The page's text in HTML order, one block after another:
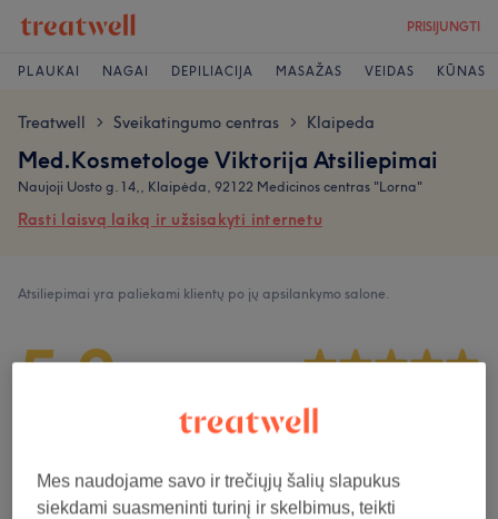
PRISIJUNGTI
PLAUKAI NAGAI DEPILIACIJA MASAŽAS VEIDAS KŪNAS
Treatwell > Sveikatingumo centras > Klaipeda
Med.Kosmetologe Viktorija Atsiliepimai
Naujoji Uosto g. 14,, Klaipėda, 92122 Medicinos centras "Lorna"
Rasti laisvą laiką ir užsisakyti internetu
Atsiliepimai yra paliekami klientų po jų apsilankymo salone.
5,0
Švara
Mes naudojame savo ir trečiųjų šalių slapukus
siekdami suasmeninti turinį ir skelbimus, teikti